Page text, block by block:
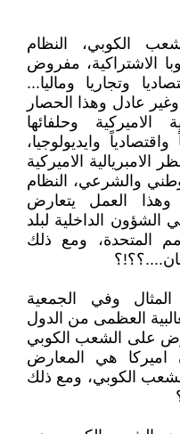
عاما، الشعب الكوبي، النظام
الاشتراكية، مفروض
وتجاريا وماليا...
عادل وهذا الحصار
وحلفائها
وايديولوجيا،
الاميركية
والشرعي، النظام
وهذا العمل يتعارض
الشؤون الداخلية لبلد
المتحدة، ومع ذلك
سبيل المثال وفي الجمعية
العظمى من الدول
على الشعب الكوبي
اميركا هي المعارض
الكوبي، ومع ذلك